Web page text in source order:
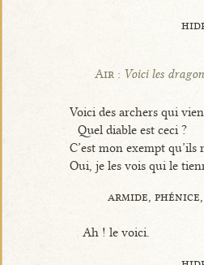
Air : Voici les
Voici des archers qui
Quel diable est ceci ?
C’est mon exempt qu’ils
Oui, je les vois qui le
armide,
Ah ! le voici.